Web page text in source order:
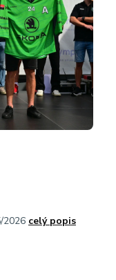
2026 celý popis